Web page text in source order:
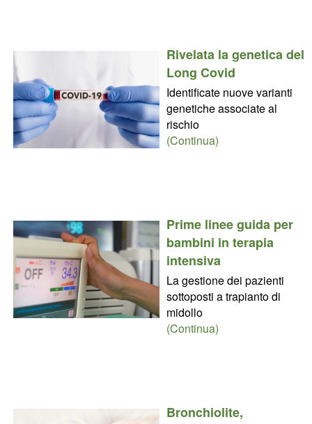
Rivelata la genetica del
Long Covid
Identificate nuove varianti
genetiche associate al
rischio
(Continua)
Prime linee guida per
bambini in terapia
intensiva
La gestione dei pazienti
sottoposti a trapianto di
midollo
(Continua)
Bronchiolite,